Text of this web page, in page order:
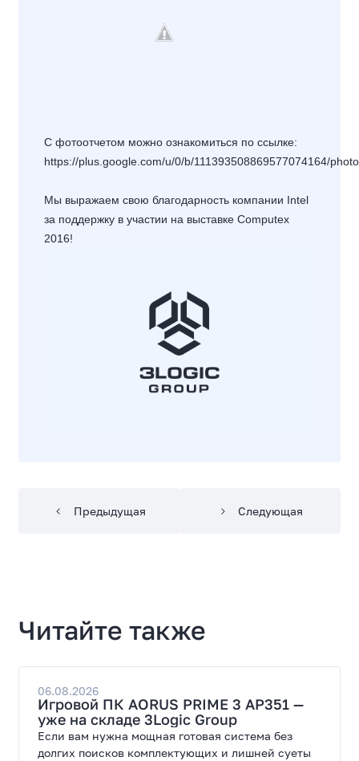
С фотоотчетом можно ознакомиться по ссылке:
https://plus.google.com/u/0/b/111393508869577074164/
Мы выражаем свою благодарность компании Intel
за поддержку в участии на выставке Computex
2016!
Предыдущая Следующая
Читайте также
06.08.2026
Игровой ПК AORUS PRIME 3 AP351 —
уже на складе 3Logic Group
Если вам нужна мощная готовая система без
долгих поисков комплектующих и лишней суеты